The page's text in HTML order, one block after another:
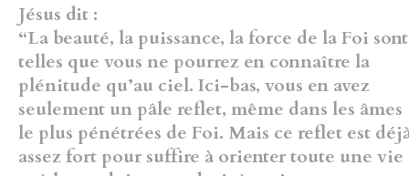
Jésus dit :
“La beauté, la puissance, la force de la Foi sont
telles que vous ne pourrez en connaître la
plénitude qu’au ciel. Ici-bas, vous en avez
seulement un pâle reflet, même dans les âmes
le plus pénétrées de Foi. Mais ce reflet est
assez fort pour suffire à orienter toute une vie